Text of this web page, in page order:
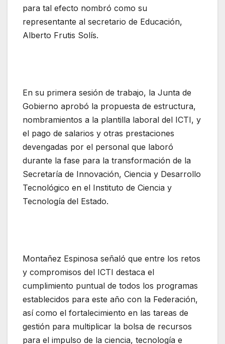
para tal efecto nombró como su
representante al secretario de Educación,
Alberto Frutis Solís.
En su primera sesión de trabajo, la Junta de
Gobierno aprobó la propuesta de estructura,
nombramientos a la plantilla laboral del ICTI, y
el pago de salarios y otras prestaciones
devengadas por el personal que laboró
durante la fase para la transformación de la
Secretaría de Innovación, Ciencia y Desarrollo
Tecnológico en el Instituto de Ciencia y
Tecnología del Estado.
Montañez Espinosa señaló que entre los retos
y compromisos del ICTI destaca el
cumplimiento puntual de todos los programas
establecidos para este año con la Federación,
así como el fortalecimiento en las tareas de
gestión para multiplicar la bolsa de recursos
para el impulso de la ciencia, tecnología e